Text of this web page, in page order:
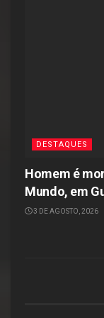
DESTAQUES
Homem é
Mundo, em
3 DE AGOSTO, 2026